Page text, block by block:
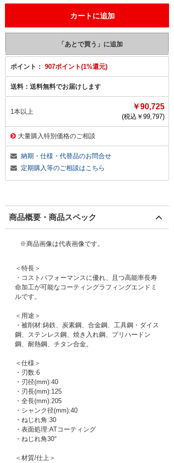
ポイント： 907ポイント(1%還元)
送料： 送料無料でお届けします
1本以上
￥90,725
(税込￥ 99,797)
大量購入特別価格のご相談
納期・仕様・代替品のお問合せ
定期購入等のご相談はこちら
商品概要・商品スペック
※商品画像は代表画像です。
＜特長＞
・コストパフォーマンスに優れ、且つ高能率長寿
命加工が可能なコーティングラフィングエンドミ
ルです。
＜用途＞
・被削材:鋳鉄、炭素鋼、合金鋼、工具鋼・ダイス
鋼、ステンレス鋼、焼き入れ鋼、プリハードン
鋼、耐熱鋼、チタン合金。
＜仕様＞
・刃数:6
・刃径(mm):40
・刃長(mm):125
・全長(mm):205
・シャンク径(mm):40
・ねじれ角:30
・表面処理:ATコーティング
・ねじれ角30°
＜材質/仕上＞